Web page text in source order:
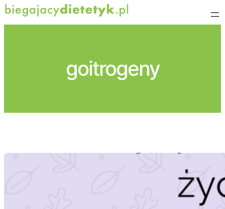
Przejdź
do
goitrogeny